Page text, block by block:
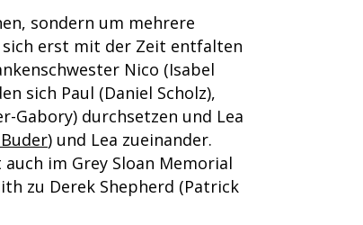
sondern um mehrere
sich erst mit der Zeit entfalten
Nico (Isabel
sich Paul (Daniel Scholz),
Gabory) durchsetzen und Lea
) und Lea zueinander.
im Grey Sloan Memorial
zu Derek Shepherd (Patrick